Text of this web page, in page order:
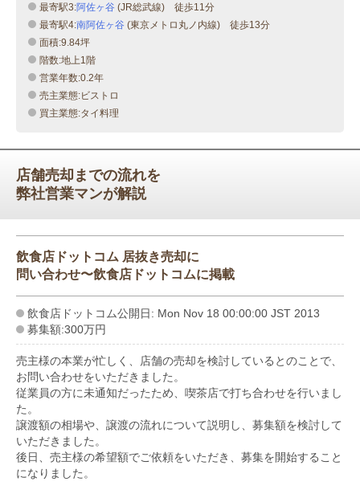
最寄駅3:阿佐ヶ谷 (JR総武線) 徒歩11分
最寄駅4:南阿佐ヶ谷 (東京メトロ丸ノ内線) 徒歩13分
面積:9.84坪
階数:地上1階
営業年数:0.2年
売主業態:ビストロ
買主業態:タイ料理
店舗売却までの流れを
弊社営業マンが解説
飲食店ドットコム 居抜き売却に
問い合わせ〜飲食店ドットコムに掲載
飲食店ドットコム公開日: Mon Nov 18 00:00:00 JST 2013
募集額:300万円
売主様の本業が忙しく、店舗の売却を検討しているとのことで、
お問い合わせをいただきました。
従業員の方に未通知だったため、喫茶店で打ち合わせを行いまし
た。
譲渡額の相場や、譲渡の流れについて説明し、募集額を検討して
いただきました。
後日、売主様の希望額でご依頼をいただき、募集を開始すること
になりました。